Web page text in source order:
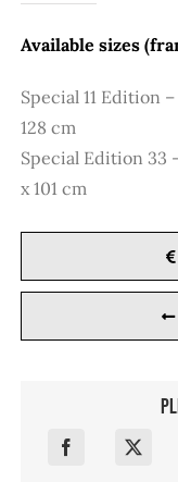
Available sizes
Special 11 Edition
128 cm
Special Edition
x 101 cm